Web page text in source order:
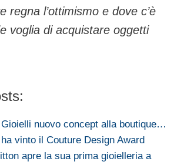
regna l’ottimismo e dove c’è
voglia di acquistare oggetti
nuovo concept alla boutique…
vinto il Couture Design Award
apre la sua prima gioielleria a